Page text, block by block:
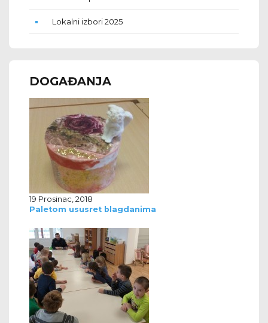
Lokalni izbori 2025
DOGAĐANJA
19 Prosinac, 2018
Paletom ususret blagdanima